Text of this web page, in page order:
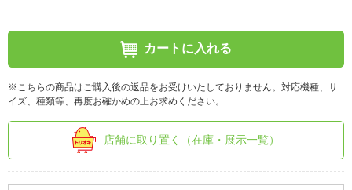
カートに入れる
※こちらの商品はご購入後の返品をお受けいたしておりません。対応機種、サ
イズ、種類等、再度お確かめの上お求めください。
店舗に取り置く（在庫・展示一覧）